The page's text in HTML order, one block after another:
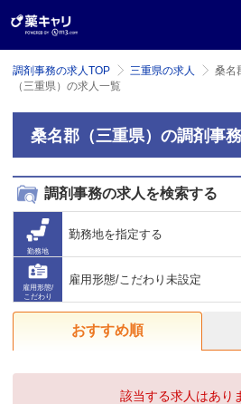
調剤事務の求人TOP 三重県の求人 桑名
（三重県）の求人一覧
桑名郡（三重県）の調剤事
調剤事務の求人を検索する
勤務地
勤務地を指定する
雇用形態/
こだわり
雇用形態/こだわり未設定
おすすめ順
該当する求人はあり